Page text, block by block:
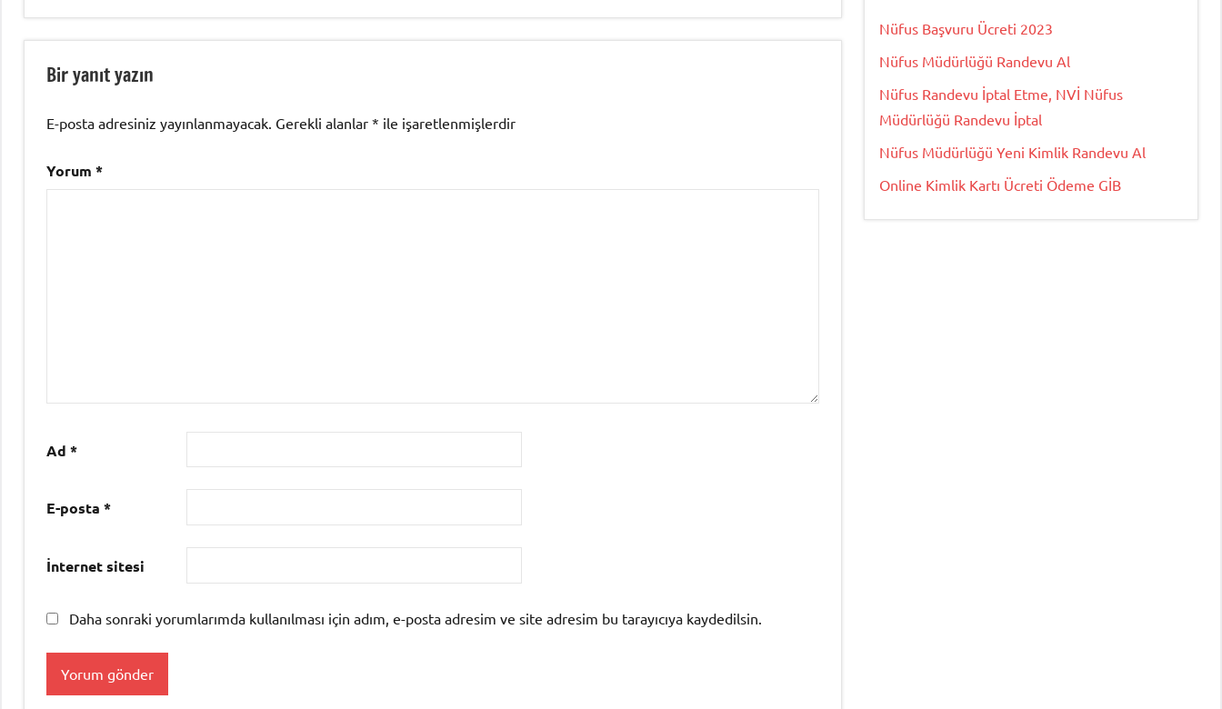
Bir yanıt yazın
E-posta adresiniz yayınlanmayacak. Gerekli alanlar * ile işaretlenmişlerdir
Yorum *
Ad *
E-posta *
İnternet sitesi
Daha sonraki yorumlarımda kullanılması için adım, e-posta adresim ve site adresim bu tarayıcıya kaydedilsin.
Nüfus Başvuru Ücreti 2023
Nüfus Müdürlüğü Randevu Al
Nüfus Randevu İptal Etme, NVİ Nüfus
Müdürlüğü Randevu İptal
Nüfus Müdürlüğü Yeni Kimlik Randevu Al
Online Kimlik Kartı Ücreti Ödeme GİB